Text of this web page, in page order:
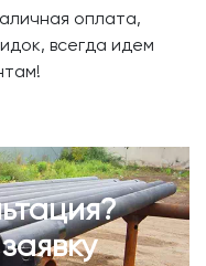
оплата,
всегда идем